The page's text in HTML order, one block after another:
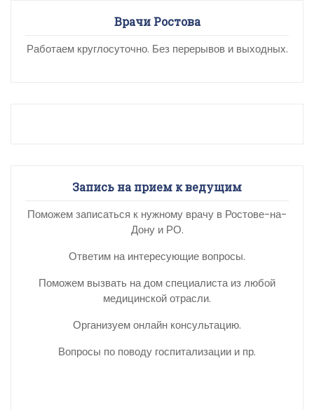
Врачи Ростова
Работаем круглосуточно. Без перерывов и выходных.
Запись на прием к ведущим
Поможем записаться к нужному врачу в Ростове-на-
Дону и РО.
Ответим на интересующие вопросы.
Поможем вызвать на дом специалиста из любой
медицинской отрасли.
Организуем онлайн консультацию.
Вопросы по поводу госпитализации и пр.